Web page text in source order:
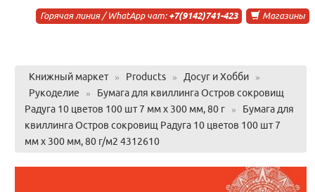
Магазины
Горячая линия / WhatApp чат: +7(9142)741-423
Книжный маркет » Products » Досуг и Хобби
»
Рукоделие
»
Бумага для квиллинга Остров сокровищ
Радуга 10 цветов 100 шт 7 мм х 300 мм, 80 г
»
Бумага для
квиллинга Остров сокровищ Радуга 10 цветов 100 шт 7
мм х 300 мм, 80 г/м2 4312610